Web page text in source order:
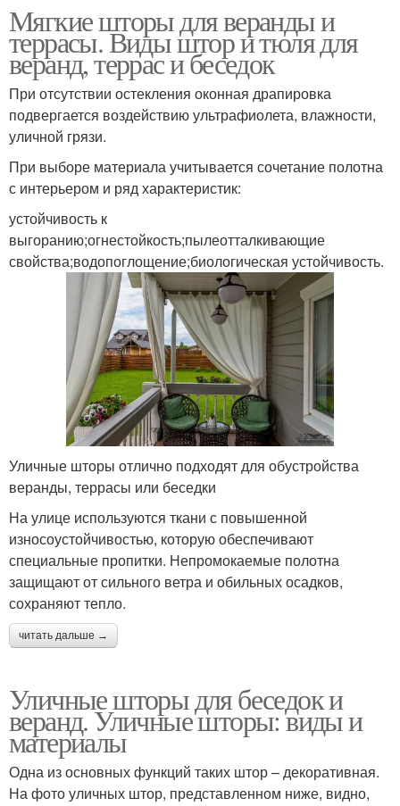
Мягкие шторы для веранды и
террасы. Виды штор и тюля для
веранд, террас и беседок
При отсутствии остекления оконная драпировка
подвергается воздействию ультрафиолета, влажности,
уличной грязи.
При выборе материала учитывается сочетание полотна
с интерьером и ряд характеристик:
устойчивость к
выгоранию;огнестойкость;пылеотталкивающие
свойства;водопоглощение;биологическая устойчивость.
Уличные шторы отлично подходят для обустройства
веранды, террасы или беседки
На улице используются ткани с повышенной
износоустойчивостью, которую обеспечивают
специальные пропитки. Непромокаемые полотна
защищают от сильного ветра и обильных осадков,
сохраняют тепло.
читать дальше →
Уличные шторы для беседок и
веранд. Уличные шторы: виды и
материалы
Одна из основных функций таких штор – декоративная.
На фото уличных штор, представленном ниже, видно,